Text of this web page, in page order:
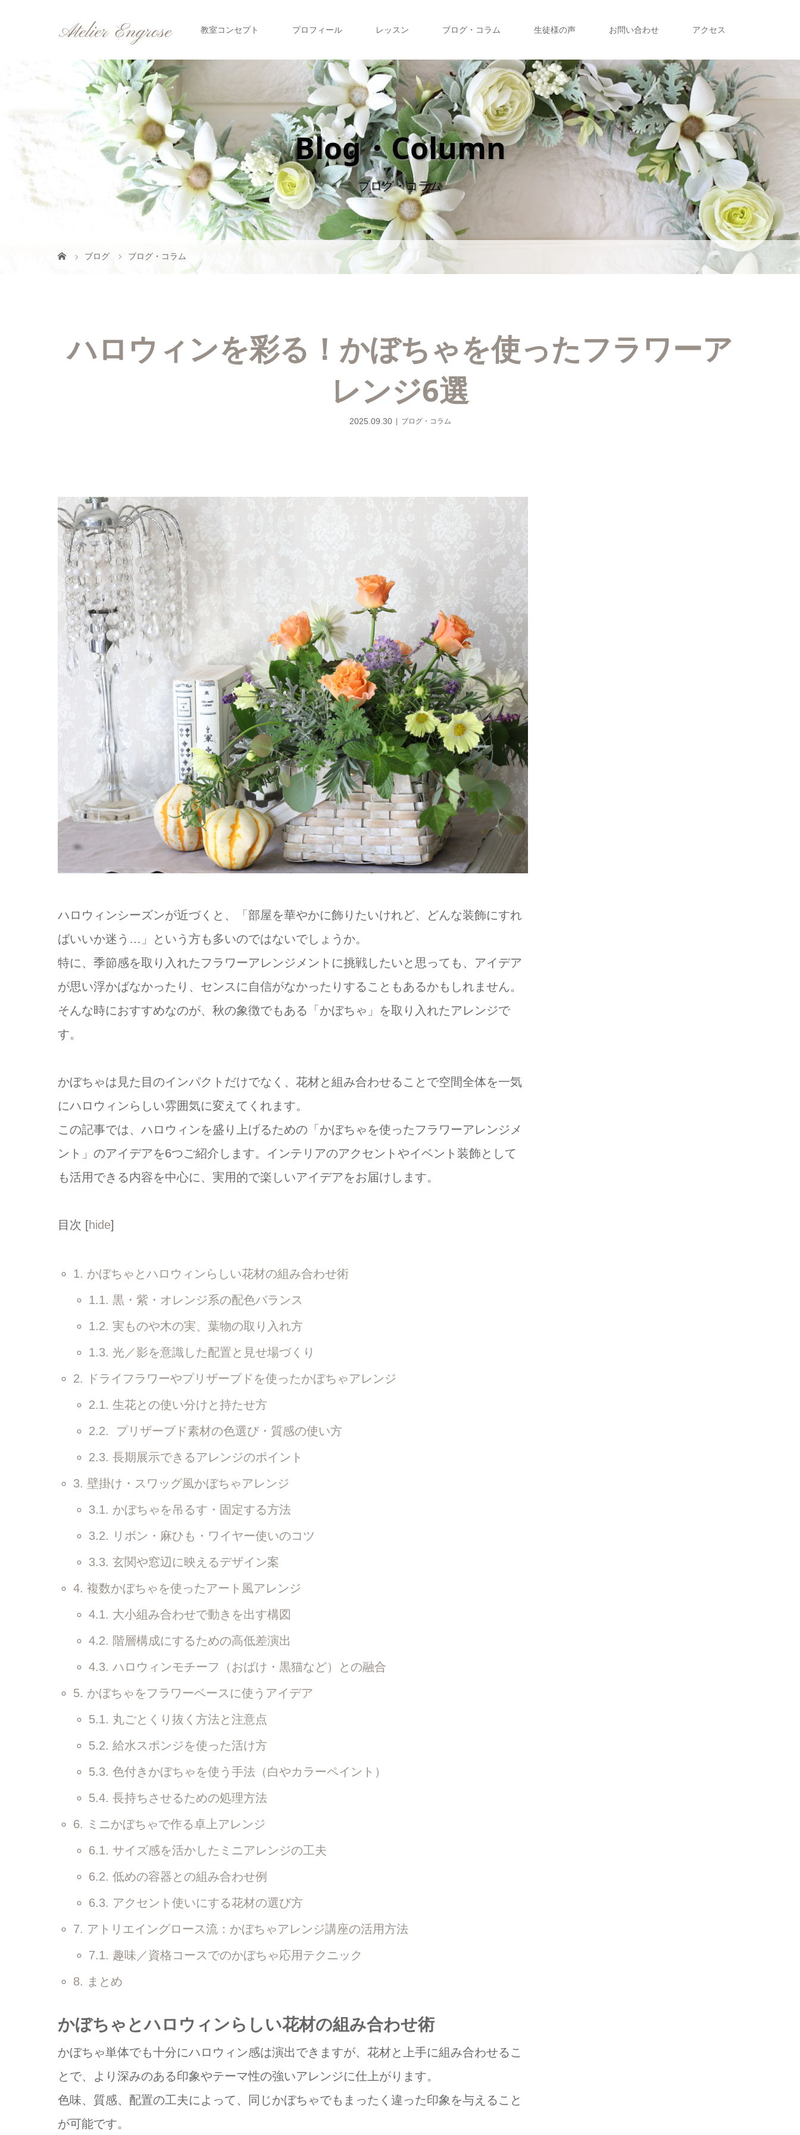
教室コンセプト プロフィール レッスン ブログ・コラム 生徒様の声 お問い合わせ アクセス
Blog・Column
ブログ・コラム
ブログ ブログ・コラム
ハロウィンを彩る！かぼちゃを使ったフラワーア
レンジ6選
2025.09.30 ブログ・コラム
ハロウィンシーズンが近づくと、「部屋を華やかに飾りたいけれど、どんな装飾にすれ
ばいいか迷う…」という方も多いのではないでしょうか。
特に、季節感を取り入れたフラワーアレンジメントに挑戦したいと思っても、アイデア
が思い浮かばなかったり、センスに自信がなかったりすることもあるかもしれません。
そんな時におすすめなのが、秋の象徴でもある「かぼちゃ」を取り入れたアレンジで
す。
かぼちゃは見た目のインパクトだけでなく、花材と組み合わせることで空間全体を一気
にハロウィンらしい雰囲気に変えてくれます。
この記事では、ハロウィンを盛り上げるための「かぼちゃを使ったフラワーアレンジメ
ント」のアイデアを6つご紹介します。インテリアのアクセントやイベント装飾として
も活用できる内容を中心に、実用的で楽しいアイデアをお届けします。
目次 [hide]
1. かぼちゃとハロウィンらしい花材の組み合わせ術
1.1. 黒・紫・オレンジ系の配色バランス
1.2. 実ものや木の実、葉物の取り入れ方
1.3. 光／影を意識した配置と見せ場づくり
2. ドライフラワーやプリザーブドを使ったかぼちゃアレンジ
2.1. 生花との使い分けと持たせ方
2.2. プリザーブド素材の色選び・質感の使い方
2.3. 長期展示できるアレンジのポイント
3. 壁掛け・スワッグ風かぼちゃアレンジ
3.1. かぼちゃを吊るす・固定する方法
3.2. リボン・麻ひも・ワイヤー使いのコツ
3.3. 玄関や窓辺に映えるデザイン案
4. 複数かぼちゃを使ったアート風アレンジ
4.1. 大小組み合わせで動きを出す構図
4.2. 階層構成にするための高低差演出
4.3. ハロウィンモチーフ（おばけ・黒猫など）との融合
5. かぼちゃをフラワーベースに使うアイデア
5.1. 丸ごとくり抜く方法と注意点
5.2. 給水スポンジを使った活け方
5.3. 色付きかぼちゃを使う手法（白やカラーペイント）
5.4. 長持ちさせるための処理方法
6. ミニかぼちゃで作る卓上アレンジ
6.1. サイズ感を活かしたミニアレンジの工夫
6.2. 低めの容器との組み合わせ例
6.3. アクセント使いにする花材の選び方
7. アトリエイングロース流：かぼちゃアレンジ講座の活用方法
7.1. 趣味／資格コースでのかぼちゃ応用テクニック
8. まとめ
かぼちゃとハロウィンらしい花材の組み合わせ術
かぼちゃ単体でも十分にハロウィン感は演出できますが、花材と上手に組み合わせるこ
とで、より深みのある印象やテーマ性の強いアレンジに仕上がります。
色味、質感、配置の工夫によって、同じかぼちゃでもまったく違った印象を与えること
が可能です。